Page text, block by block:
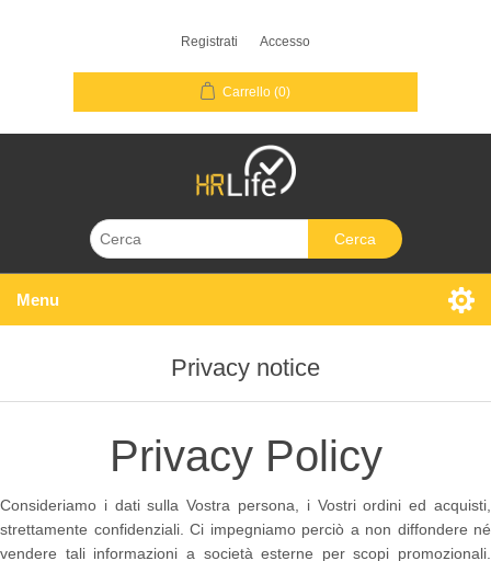
Registrati Accesso
Carrello (0)
Cerca
Menu
Privacy notice
Privacy Policy
Consideriamo i dati sulla Vostra persona, i Vostri ordini ed acquisti,
strettamente confidenziali. Ci impegniamo perciò a non diffondere né
vendere tali informazioni a società esterne per scopi promozionali.